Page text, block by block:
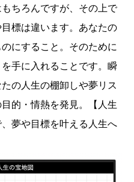
ちろんですが、その上で
標は違います。あなたの
にすること。そのために
手に入れることです。瞬
の人生の棚卸しや夢リス
的・情熱を発見。【人生
夢や目標を叶える人生へ